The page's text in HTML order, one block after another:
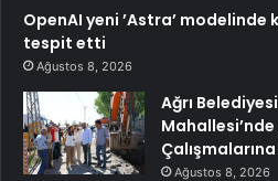
OpenAI yeni ’Astra’
tespit etti
Ağustos 8, 2026
Ağrı
Ağustos 8, 2026